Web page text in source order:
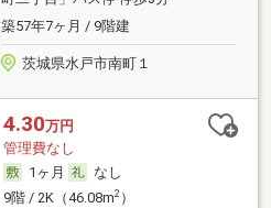
築57年7ヶ月 / 9階建
茨城県水戸市南町１
4.30万円
管理費なし
1ヶ月
なし
9階 / 2K（46.08m2）